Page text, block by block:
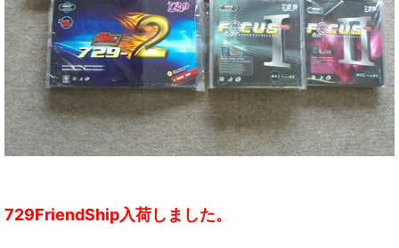
729FriendShip入荷しました。